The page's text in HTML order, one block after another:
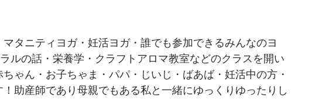
タニティヨガ・妊活ヨガ・誰でも参加できるみんなのヨ
ルの話・栄養学・クラフトアロマ教室などのクラスを開い
ゃん・お子ちゃま・パパ・じいじ・ばあば・妊活中の方・
助産師であり母親でもある私と一緒にゆっくりゆったりし